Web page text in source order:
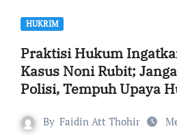
HUKRIM
Praktisi Hukum
Kasus Noni Rubit;
Polisi, Tempuh Upaya
By Faidin Att Thohir